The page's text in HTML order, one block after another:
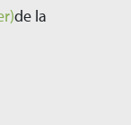
de la